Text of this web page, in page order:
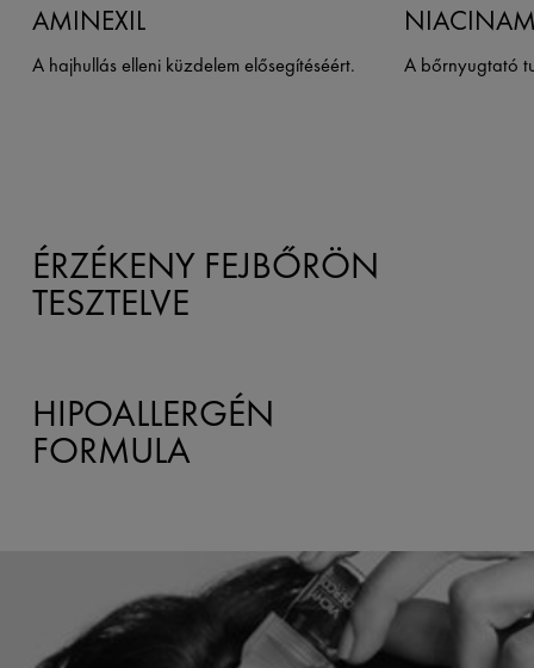
AMINEXIL
A hajhullás elleni küzdelem elősegítéséért. A bőrnyugtató
ÉRZÉKENY FEJBŐRÖN
TESZTELVE
HIPOALLERGÉN
FORMULA